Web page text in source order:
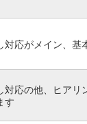
応がメイン、
応の他、ヒア
す